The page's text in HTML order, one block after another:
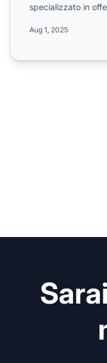
specializzato in
Aug 1, 2025